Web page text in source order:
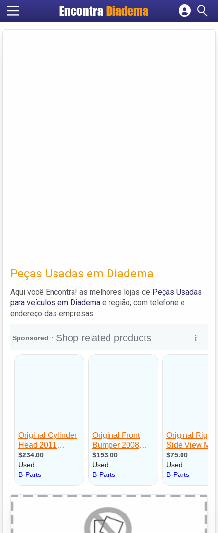
EncontraDiadema
Cadastrar empresa
Peças Usadas em Diadema
Aqui você Encontra! as melhores lojas de Peças Usadas
para veículos em Diadema e região, com telefone e
endereço das empresas.